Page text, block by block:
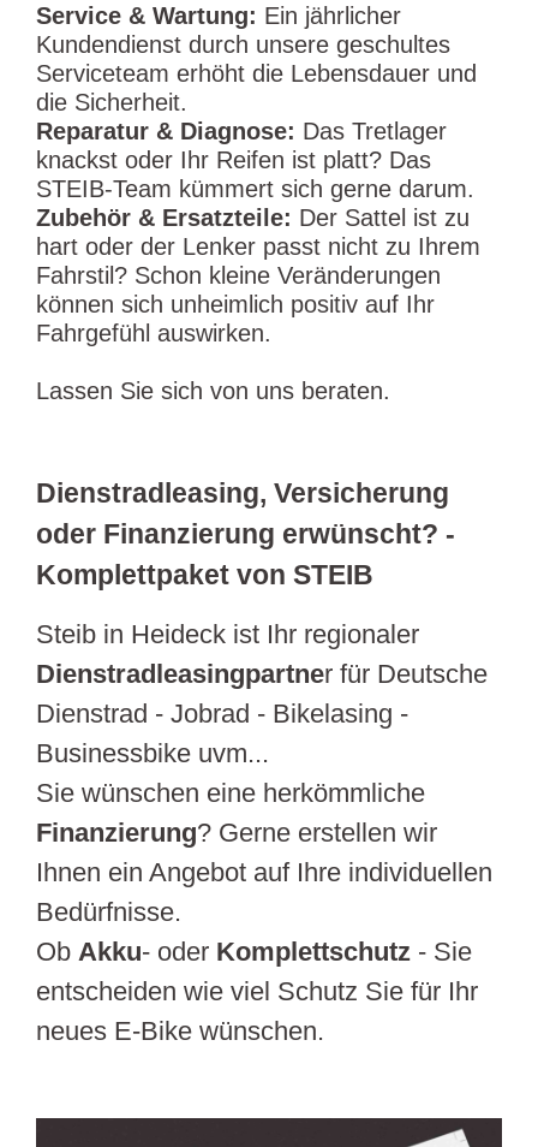
Service & Wartung: Ein jährlicher
Kundendienst durch unsere geschultes
Serviceteam erhöht die Lebensdauer und
die Sicherheit.
Reparatur & Diagnose: Das Tretlager
knackst oder Ihr Reifen ist platt? Das
STEIB-Team kümmert sich gerne darum.
Zubehör & Ersatzteile: Der Sattel ist zu
hart oder der Lenker passt nicht zu Ihrem
Fahrstil? Schon kleine Veränderungen
können sich unheimlich positiv auf Ihr
Fahrgefühl auswirken.
Lassen Sie sich von uns beraten.
Dienstradleasing, Versicherung
oder Finanzierung erwünscht? -
Komplettpaket von STEIB
Steib in Heideck ist Ihr regionaler
Dienstradleasingpartner für Deutsche
Dienstrad - Jobrad - Bikelasing -
Businessbike uvm...
Sie wünschen eine herkömmliche
Finanzierung? Gerne erstellen wir
Ihnen ein Angebot auf Ihre individuellen
Bedürfnisse.
Ob Akku- oder Komplettschutz - Sie
entscheiden wie viel Schutz Sie für Ihr
neues E-Bike wünschen.